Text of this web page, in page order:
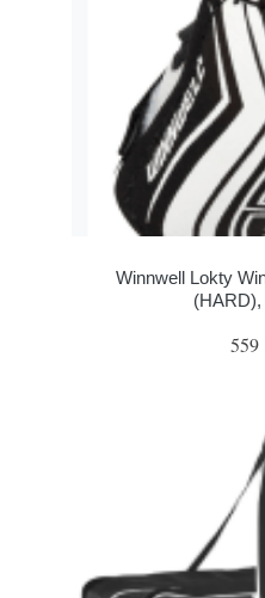
Winnwell Lokty